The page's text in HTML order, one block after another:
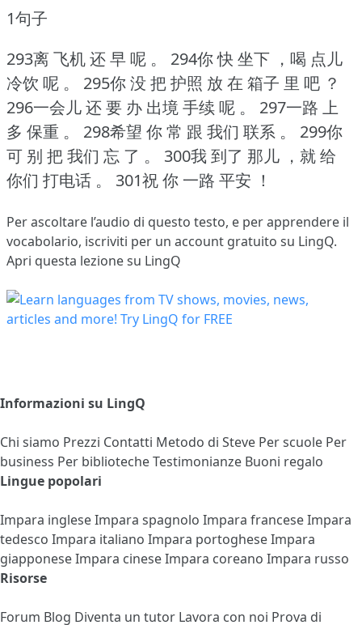
1句子
293离 飞机 还 早 呢 。
294你 快 坐下 ，喝 点儿
冷饮 呢 。
295你 没 把 护照 放 在 箱子 里 吧 ？
296一会儿 还 要 办 出境 手续 呢 。
297一路 上
多 保重 。
298希望 你 常 跟 我们 联系 。
299你
可 别 把 我们 忘 了 。
300我 到了 那儿 ，就 给
你们 打电话 。
301祝 你 一路 平安 ！
Per ascoltare l’audio di questo testo, e per apprendere il
vocabolario, iscriviti per un account gratuito su LingQ.
Apri questa lezione su LingQ
Informazioni su LingQ
Chi siamo Prezzi Contatti Metodo di Steve Per scuole Per
business Per bibliotecheTestimonianze Buoni regalo
Lingue popolari
Impara ingleseImpara spagnolo Impara franceseImpara
tedesco Impara italiano Impara portogheseImpara
giapponeseImpara cineseImpara coreano Impara russo
Risorse
Forum Blog Diventa un tutor Lavora con noi Prova di